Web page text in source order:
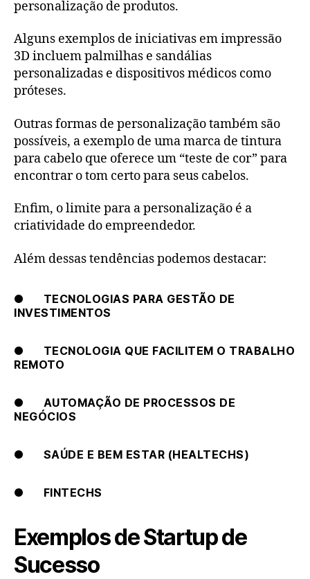
personalização de produtos.
Alguns exemplos de iniciativas em impressão
3D incluem palmilhas e sandálias
personalizadas e dispositivos médicos como
próteses.
Outras formas de personalização também são
possíveis, a exemplo de uma marca de tintura
para cabelo que oferece um “teste de cor” para
encontrar o tom certo para seus cabelos.
Enfim, o limite para a personalização é a
criatividade do empreendedor.
Além dessas tendências podemos destacar:
● TECNOLOGIAS PARA GESTÃO DE
INVESTIMENTOS
● TECNOLOGIA QUE FACILITEM O TRABALHO
REMOTO
● AUTOMAÇÃO DE PROCESSOS DE
NEGÓCIOS
● SAÚDE E BEM ESTAR (HEALTECHS)
● FINTECHS
Exemplos de Startup de
Sucesso